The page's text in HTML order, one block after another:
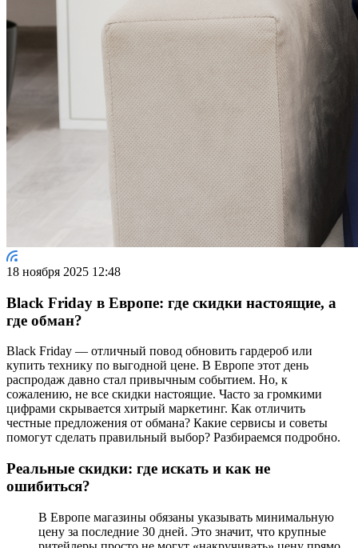
18 ноября 2025 12:48
Black Friday в Европе: где скидки настоящие, а
где обман?
Black Friday — отличный повод обновить гардероб или
купить технику по выгодной цене. В Европе этот день
распродаж давно стал привычным событием. Но, к
сожалению, не все скидки настоящие. Часто за громкими
цифрами скрывается хитрый маркетинг. Как отличить
честные предложения от обмана? Какие сервисы и советы
помогут сделать правильный выбор? Разбираемся подробно.
Реальные скидки: где искать и как не
ошибиться?
В Европе магазины обязаны указывать минимальную
цену за последние 30 дней. Это значит, что крупные